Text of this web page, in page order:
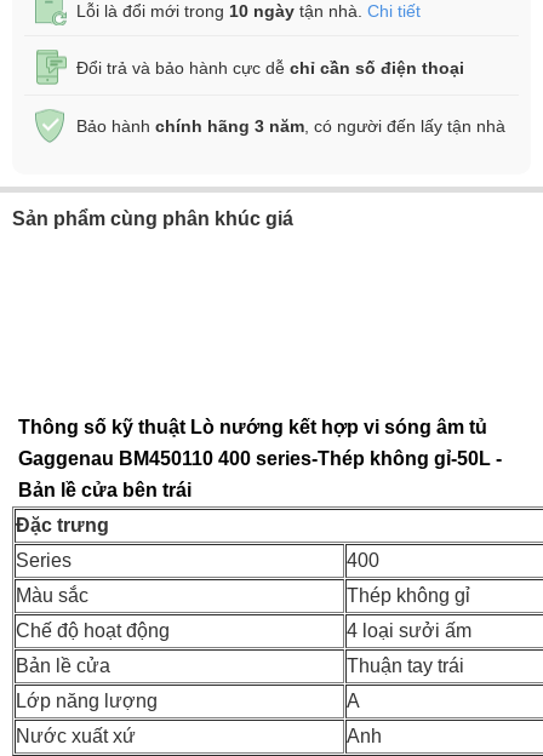
Lỗi là đổi mới trong 10 ngày tận nhà. Chi tiết
Đổi trả và bảo hành cực dễ chỉ cần số điện thoại
Bảo hành chính hãng 3 năm , có người đến lấy tận nhà
Sản phẩm cùng phân khúc giá
Thông số kỹ thuật Lò nướng kết hợp vi sóng âm tủ
Gaggenau BM450110 400 series-Thép không gỉ-50L -
Bản lề cửa bên trái
Đặc trưng
Series
400
Màu sắc
Thép không gỉ
Chế độ hoạt động
4 loại sưởi ấm
Bản lề cửa
Thuận tay trái
Lớp năng lượng
A
Nước xuất xứ
Anh